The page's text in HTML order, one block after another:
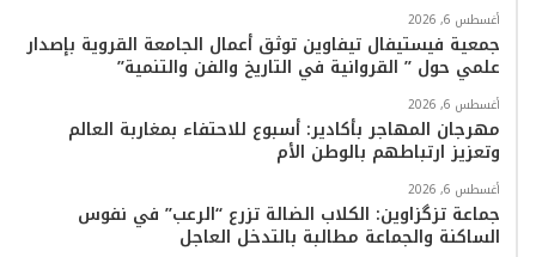
أغسطس 6, 2026
جمعية فيستيفال تيفاوين توثق أعمال الجامعة القروية بإصدار
علمي حول ” القروانية في التاريخ والفن والتنمية”
أغسطس 6, 2026
مهرجان المهاجر بأكادير: أسبوع للاحتفاء بمغاربة العالم
وتعزيز ارتباطهم بالوطن الأم
أغسطس 6, 2026
جماعة تزگزاوين: الكلاب الضالة تزرع “الرعب” في نفوس
الساكنة والجماعة مطالبة بالتدخل العاجل